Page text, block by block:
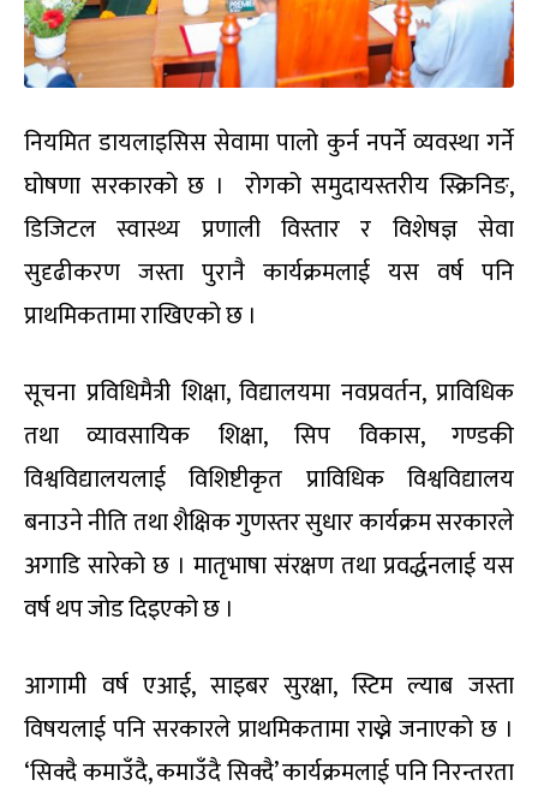
नियमित डायलाइसिस सेवामा पालो कुर्न नपर्ने व्यवस्था गर्ने
घोषणा सरकारको छ । रोगको समुदायस्तरीय स्क्रिनिङ,
डिजिटल स्वास्थ्य प्रणाली विस्तार र विशेषज्ञ सेवा
सुदृढीकरण जस्ता पुरानै कार्यक्रमलाई यस वर्ष पनि
प्राथमिकतामा राखिएको छ ।
सूचना प्रविधिमैत्री शिक्षा, विद्यालयमा नवप्रवर्तन, प्राविधिक
तथा व्यावसायिक शिक्षा, सिप विकास, गण्डकी
विश्वविद्यालयलाई विशिष्टीकृत प्राविधिक विश्वविद्यालय
बनाउने नीति तथा शैक्षिक गुणस्तर सुधार कार्यक्रम सरकारले
अगाडि सारेको छ । मातृभाषा संरक्षण तथा प्रवर्द्धनलाई यस
वर्ष थप जोड दिइएको छ ।
आगामी वर्ष एआई, साइबर सुरक्षा, स्टिम ल्याब जस्ता
विषयलाई पनि सरकारले प्राथमिकतामा राख्ने जनाएको छ ।
‘सिक्दै कमाउँदै, कमाउँदै सिक्दै’ कार्यक्रमलाई पनि निरन्तरता